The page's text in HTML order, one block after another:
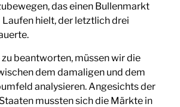
das einen Bullenmarkt
hielt, der letztlich drei
zu beantworten, müssen wir die
dem damaligen und dem
analysieren. Angesichts der
mussten sich die Märkte in